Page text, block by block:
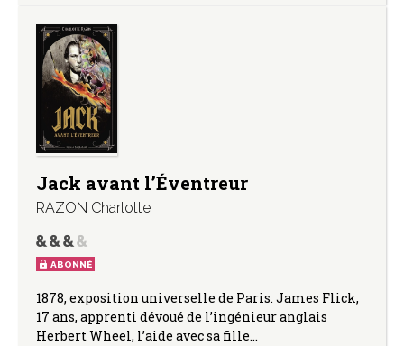
Jack avant l’Éventreur
RAZON Charlotte
ABONNÉ
1878, exposition universelle de Paris. James Flick,
17 ans, apprenti dévoué de l’ingénieur anglais
Herbert Wheel, l’aide avec sa fille…